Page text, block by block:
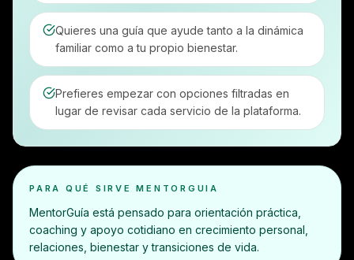
Quieres una guía que ayude tanto a la dinámica
familiar como a tu propio bienestar.
Prefieres empezar con opciones filtradas en
lugar de revisar cada servicio de la plataforma.
PARA QUÉ SIRVE MENTORGUIA
MentorGuía está pensado para orientación práctica,
coaching y apoyo cotidiano en crecimiento personal,
relaciones, bienestar y transiciones de vida.